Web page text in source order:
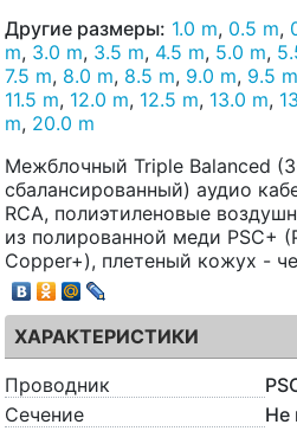
Другие размеры: 1.0 m, 0.5 m,
m, 3.0 m, 3.5 m, 4.5 m, 5.0 m,
7.5 m, 8.0 m, 8.5 m, 9.0 m, 9.5 m
11.5 m, 12.0 m, 12.5 m, 13.0 m,
m, 20.0 m
Межблочный Triple Balanced
сбалансированный) аудио
RCA, полиэтиленовые
из полированной меди PSC+
Copper+), плетеный кожух -
ХАРАКТЕРИСТИКИ
Проводник
Сечение
Не